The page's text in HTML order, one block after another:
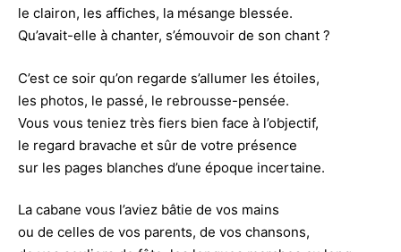
le clairon, les affiches, la mésange blessée.
Qu’avait-elle à chanter, s’émouvoir de son chant ?
C’est ce soir qu’on regarde s’allumer les étoiles,
les photos, le passé, le rebrousse-pensée.
Vous vous teniez très fiers bien face à l’objectif,
le regard bravache et sûr de votre présence
sur les pages blanches d’une époque incertaine.
La cabane vous l’aviez bâtie de vos mains
ou de celles de vos parents, de vos chansons,